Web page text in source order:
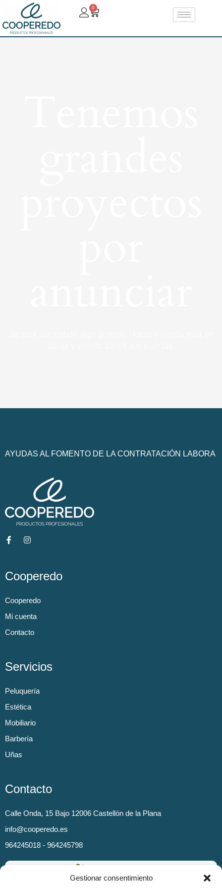
Gestionar consentimiento
0
AYUDAS AL FOMENTO DE LA CONTRATACIÓN LABORA
Cooperedo
Cooperedo
Mi cuenta
Contacto
Servicios
Peluquería
Estética
Mobiliario
Barbería
Uñas
Contacto
Calle Onda, 15 Bajo 12006 Castellón de la Plana
info@cooperedo.es
964245018 - 964245798